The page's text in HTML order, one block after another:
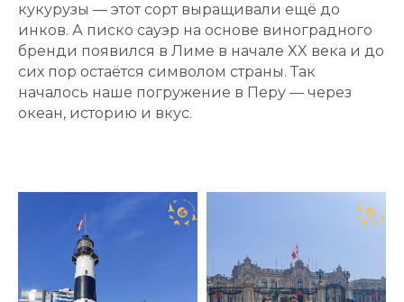
кукурузы — этот сорт выращивали ещё до
инков. А писко сауэр на основе виноградного
бренди появился в Лиме в начале XX века и до
сих пор остаётся символом страны. Так
началось наше погружение в Перу — через
океан, историю и вкус.